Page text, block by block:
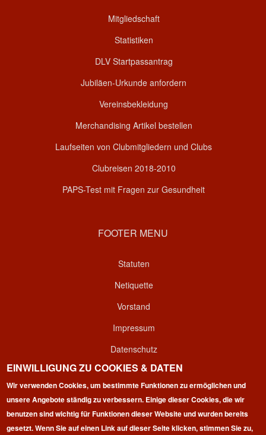
Mitgliedschaft
Statistiken
DLV Startpassantrag
Jubiläen-Urkunde anfordern
Vereinsbekleidung
Merchandising Artikel bestellen
Laufseiten von Clubmitgliedern und Clubs
Clubreisen 2018-2010
PAPS-Test mit Fragen zur Gesundheit
FOOTER MENU
Statuten
Netiquette
Vorstand
Impressum
Datenschutz
Kontakt
Login
EINWILLIGUNG ZU COOKIES & DATEN
Wir verwenden Cookies, um bestimmte Funktionen zu ermöglichen und
unsere Angebote ständig zu verbessern. Einige dieser Cookies, die wir
benutzen sind wichtig für Funktionen dieser Website und wurden bereits
gesetzt. Wenn Sie auf einen Link auf dieser Seite klicken, stimmen Sie zu,